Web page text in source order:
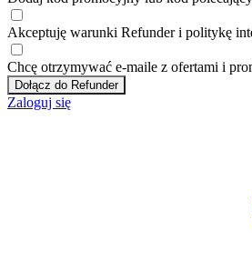
Akceptuję warunki Refunder i politykę
Chcę otrzymywać e-maile z ofertami i
Dołącz do Refunder
Zaloguj się